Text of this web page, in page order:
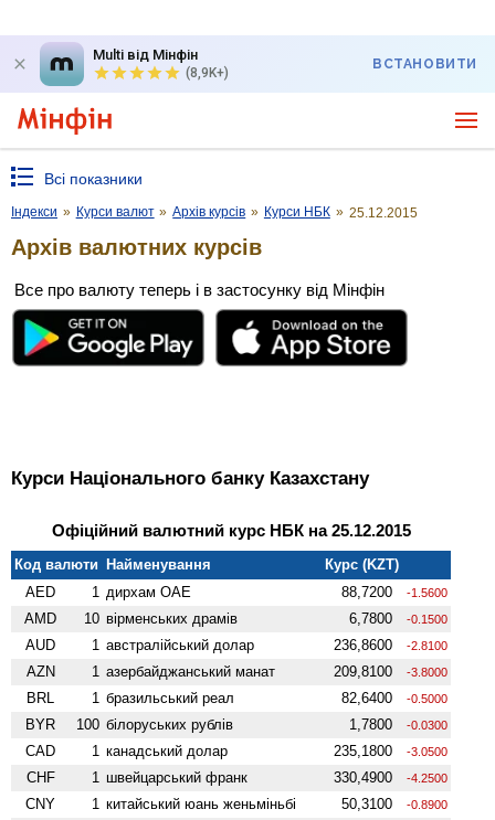
Multi від Мінфін
(8,9K+)
ВСТАНОВИТИ
Всі показники
Індекси » Курси валют » Архів курсів » Курси НБК » 25.12.2015
Архів валютних курсів
Все про валюту теперь і в застосунку від Мінфін
Курси Національного банку Казахстану
Офіційний валютний курс НБК на 25.12.2015
Код валюти Найменування
Курс (KZT)
AED
1 дирхам ОАЕ 88,7200 -1.5600
AMD 10 вiрменських драмів 6,7800 -0.1500
AUD 1 австралійський долар 236,8600 -2.8100
AZN 1 азербайджанський манат 209,8100 -3.8000
BRL 1 бразильський реал 82,6400 -0.5000
BYR 100 білоруських рублів 1,7800 -0.0300
CAD 1 канадський долар 235,1800 -3.0500
CHF 1 швейцарський франк 330,4900 -4.2500
CNY 1 китайський юань женьмiньбi 50,3100 -0.8900